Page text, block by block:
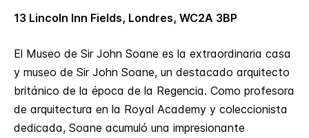
13 Lincoln Inn Fields, Londres, WC2A 3BP
El Museo de Sir John Soane es la extraordinaria casa
y museo de Sir John Soane, un destacado arquitecto
británico de la época de la Regencia. Como profesora
de arquitectura en la Royal Academy y coleccionista
dedicada, Soane acumuló una impresionante